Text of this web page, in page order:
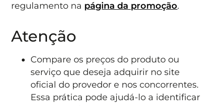
regulamento na página da promoção.
Atenção
Compare os preços do produto ou
serviço que deseja adquirir no site
oficial do provedor e nos concorrentes.
Essa prática pode ajudá-lo a identificar